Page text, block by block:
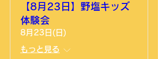
【8月23日】野塩キッズ
体験会
8月23日(日)
もっと見る